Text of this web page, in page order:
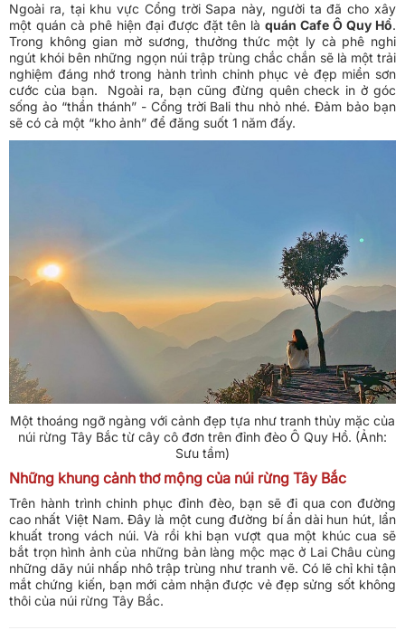
Ngoài ra, tại khu vực Cổng trời Sapa này, người ta đã cho xây
một quán cà phê hiện đại được đặt tên làquán Cafe Ô Quy Hồ.
Trong không gian mờ sương, thưởng thức một ly cà phê nghi
ngút khói bên những ngọn núi trập trùng chắc chắn sẽ là một trải
nghiệm đáng nhớ trong hành trình chinh phục vẻ đẹp miền sơn
cước của bạn. Ngoài ra, bạn cũng đừng quên check in ở góc
sống ảo “thần thánh” - Cổng trời Bali thu nhỏ nhé. Đảm bảo bạn
sẽ có cả một “kho ảnh” để đăng suốt 1 năm đấy.
Một thoáng ngỡ ngàng với cảnh đẹp tựa như tranh thủy mặc của
núi rừng Tây Bắc từ cây cô đơn trên đỉnh đèo Ô Quy Hồ. (Ảnh:
Sưu tầm)
Những khung cảnh thơ mộng của núi rừng Tây Bắc
Trên hành trình chinh phục đỉnh đèo, bạn sẽ đi qua con đường
cao nhất Việt Nam. Đây là một cung đường bí ẩn dài hun hút, lẩn
khuất trong vách núi. Và rồi khi bạn vượt qua một khúc cua sẽ
bắt trọn hình ảnh của những bản làng mộc mạc ở Lai Châu cùng
những dãy núi nhấp nhô trập trùng như tranh vẽ. Có lẽ chỉ khi tận
mắt chứng kiến, bạn mới cảm nhận được vẻ đẹp sửng sốt không
thôi của núi rừng Tây Bắc.